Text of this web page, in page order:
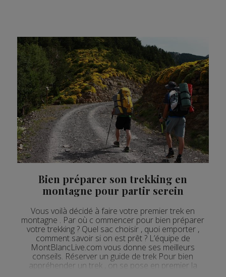
Bien préparer son trekking en
montagne pour partir serein
Vous voilà décidé à faire votre premier trek en
montagne . Par où c ommencer pour bien préparer
votre trekking ? Quel sac choisir , quoi emporter ,
comment savoir si on est prêt ? L’équipe de
MontBlancLive.com vous donne ses meilleurs
conseils. Réserver un guide de trek Pour bien
appréhender un trek , on se pose en premier la